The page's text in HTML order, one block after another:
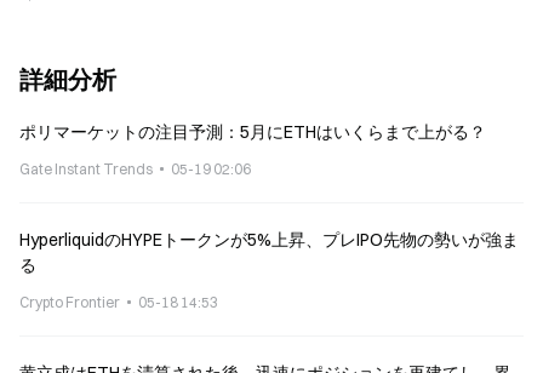
詳細分析
ポリマーケットの注目予測：5月にETHはいくらまで上がる？
Gate Instant Trends 05-19 02:06
HyperliquidのHYPEトークンが5%上昇、プレIPO先物の勢いが強ま
る
Crypto Frontier 05-18 14:53